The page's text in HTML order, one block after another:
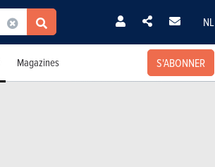
NL
Magazines S'ABONNER